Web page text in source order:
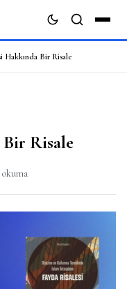
Hakkında Bir Risale
Risale
okuma